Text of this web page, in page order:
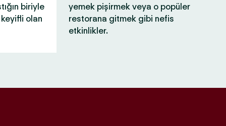
biriyle
keyifli olan
yemek pişirmek veya o popüler
restorana gitmek gibi nefis
etkinlikler.